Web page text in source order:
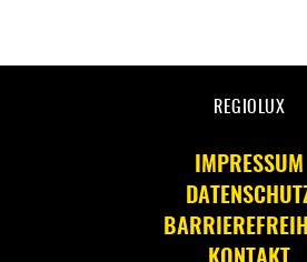
REGIOLUX
IMPRESSUM